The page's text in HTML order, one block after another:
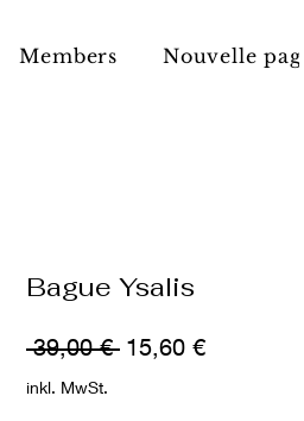
Members Nouvelle page
Bague Ysalis
39,00 € Standardpreis
15,60 €Sale-
inkl. MwSt.